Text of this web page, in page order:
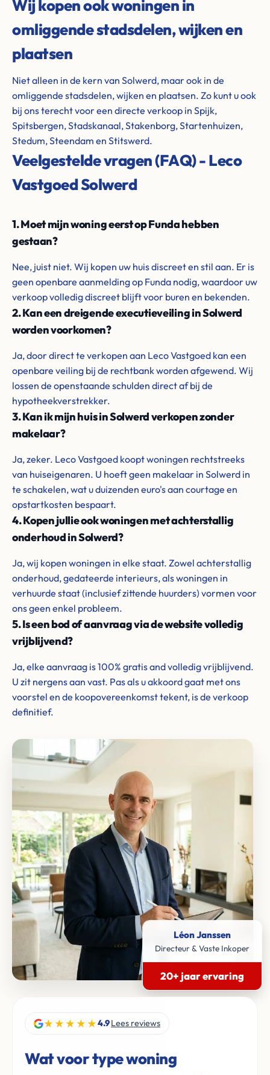
Wij kopen ook woningen in
omliggende stadsdelen, wijken en
plaatsen
Niet alleen in de kern van Solwerd, maar ook in de
omliggende stadsdelen, wijken en plaatsen. Zo kunt u ook
bij ons terecht voor een directe verkoop in Spijk,
Spitsbergen, Stadskanaal, Stakenborg, Startenhuizen,
Stedum, Steendam en Stitswerd.
Veelgestelde vragen (FAQ) - Leco
Vastgoed Solwerd
1. Moet mijn woning eerst op Funda hebben
gestaan?
Nee, juist niet. Wij kopen uw huis discreet en stil aan. Er is
geen openbare aanmelding op Funda nodig, waardoor uw
verkoop volledig discreet blijft voor buren en bekenden.
2. Kan een dreigende executieveiling in Solwerd
worden voorkomen?
Ja, door direct te verkopen aan Leco Vastgoed kan een
openbare veiling bij de rechtbank worden afgewend. Wij
lossen de openstaande schulden direct af bij de
hypotheekverstrekker.
3. Kan ik mijn huis in Solwerd verkopen zonder
makelaar?
Ja, zeker. Leco Vastgoed koopt woningen rechtstreeks
van huiseigenaren. U hoeft geen makelaar in Solwerd in
te schakelen, wat u duizenden euro's aan courtage en
opstartkosten bespaart.
4. Kopen jullie ook woningen met achterstallig
onderhoud in Solwerd?
Ja, wij kopen woningen in elke staat. Zowel achterstallig
onderhoud, gedateerde interieurs, als woningen in
verhuurde staat (inclusief zittende huurders) vormen voor
ons geen enkel probleem.
5. Is een bod of aanvraag via de website volledig
vrijblijvend?
Ja, elke aanvraag is 100% gratis and volledig vrijblijvend.
U zit nergens aan vast. Pas als u akkoord gaat met ons
voorstel en de koopovereenkomst tekent, is de verkoop
definitief.
Léon Janssen
Directeur & Vaste Inkoper
20+ jaar ervaring
★★★★★4.9Lees reviews
Wat voor type woning